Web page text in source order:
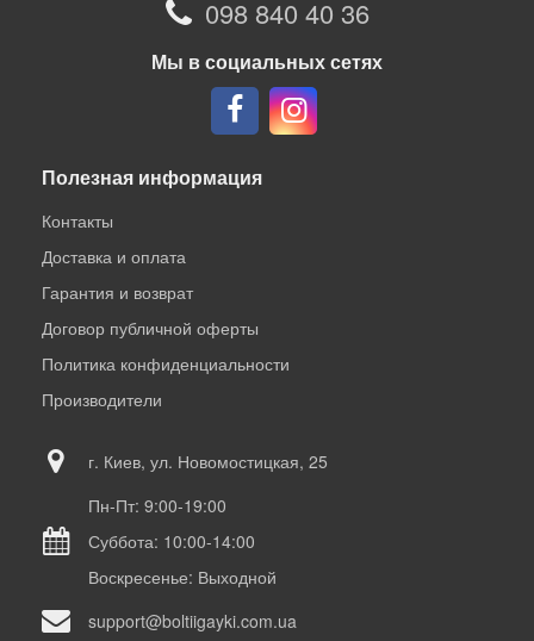
098 840 40 36
Мы в социальных сетях
Полезная информация
Контакты
Доставка и оплата
Гарантия и возврат
Договор публичной оферты
Политика конфиденциальности
Производители
г. Киев, ул. Новомостицкая, 25
Пн-Пт: 9:00-19:00
Суббота: 10:00-14:00
Воскресенье: Выходной
support@boltiigayki.com.ua